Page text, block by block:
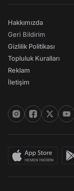
Hakkımızda
Geri Bildirim
Gizlilik Politikası
Topluluk Kuralları
Reklam
İletişim